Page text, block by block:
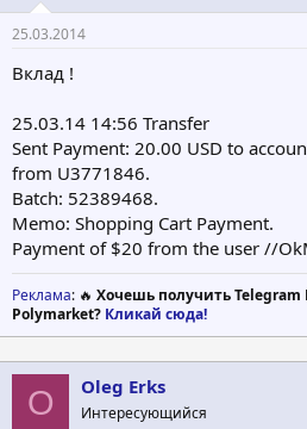
25.03.2014
Вклад !
25.03.14 14:56 Transfer
Sent Payment: 20.00 USD to
from U3771846.
Batch: 52389468.
Memo: Shopping Cart Payment.
Payment of $20 from the user //
Реклама: 🔥 Хочешь получить Telegram
Polymarket? Кликай сюда!
O Oleg Erks
Интересующийся